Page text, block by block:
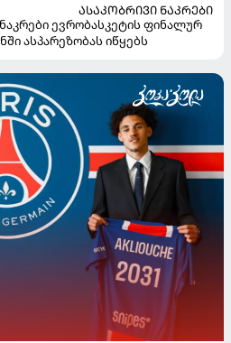
ᲐᲡᲐᲙᲝᲑᲠᲘᲕᲘ ᲜᲐᲙᲠᲔᲑᲘ
ევრობასკეტის ფინალურ
ასპარეზობას იწყებს